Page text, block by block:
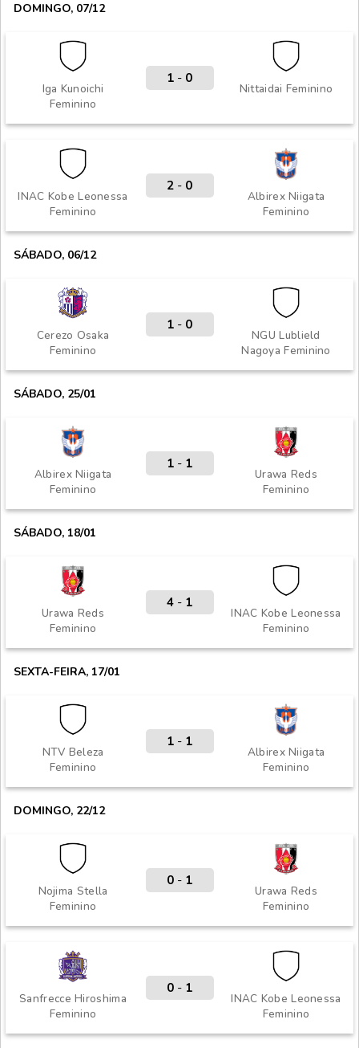
DOMINGO, 07/12
Iga Kunoichi
Feminino
Nittaidai Feminino
1 - 0
INAC Kobe Leonessa
Feminino
Albirex Niigata
Feminino
2 - 0
SÁBADO, 06/12
Cerezo Osaka
Feminino
NGU Lublield
Nagoya Feminino
1 - 0
SÁBADO, 25/01
Albirex Niigata
Feminino
Urawa Reds
Feminino
1 - 1
SÁBADO, 18/01
Urawa Reds
Feminino
INAC Kobe Leonessa
Feminino
4 - 1
SEXTA-FEIRA, 17/01
NTV Beleza
Feminino
Albirex Niigata
Feminino
1 - 1
DOMINGO, 22/12
Nojima Stella
Feminino
Urawa Reds
Feminino
0 - 1
Sanfrecce Hiroshima
Feminino
INAC Kobe Leonessa
Feminino
0 - 1